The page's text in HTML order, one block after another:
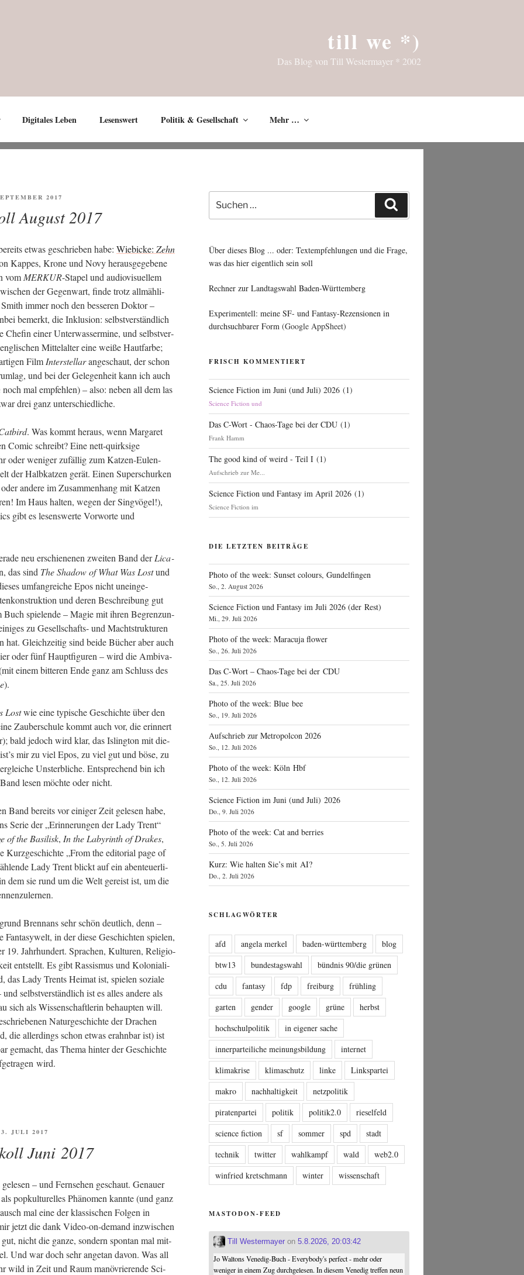
till we *)
Das Blog von Till Westermayer * 2002
Digitales Leben Lesenswert Politik & Gesellschaft Mehr …
2017
August 2017
etwas geschrie­ben habe: Wie­bicke: Zehn
Kap­pes, Kro­ne und Novy her­aus­ge­ge­be­ne
vom MERKUR-Sta­pel und audio­vi­su­el­lem
der Gegen­wart, fin­de trotz all­mäh­li­
immer noch den bes­se­ren Dok­tor –
bemerkt, die Inklu­si­on: selbst­ver­ständ­lich
Che­fin einer Unter­was­ser­mi­ne, und selbst­ver­
Mit­tel­al­ter eine wei­ße Haut­far­be;
Film Inter­stel­larange­schaut, der schon
und bei der Gele­gen­heit kann ich auch
noch mal emp­feh­len) – also: neben all dem las
drei ganz unterschiedliche.
. Was kommt her­aus, wenn Mar­ga­ret
Comic schreibt? Eine nett-quirk­si­ge
oder weni­ger zufäl­lig zum Kat­zen-Eulen-
der Halb­kat­zen gerät. Einen Super­schur­ken
ande­re im Zusam­men­hang mit Kat­zen
Im Haus hal­ten, wegen der Sing­vö­gel!),
gibt es lesens­wer­te Vor­wor­te und
neu erschie­ne­nen zwei­ten Band derLica­
das sind The Shadow of What Was Lostund
umfang­rei­che Epos nicht unein­ge­
und deren Beschrei­bung gut
Buch spie­len­de – Magie mit ihren Begren­zun­
zu Gesell­schafts- und Macht­struk­tu­ren
hat. Gleich­zei­tig sind bei­de Bücher aber auch
oder fünf Haupt­fi­gu­ren – wird die Ambi­va­
einem bit­te­ren Ende ganz am Schluss des
).
Lostwie eine typi­sche Geschich­te über den
Zau­ber­schu­le kommt auch vor, die erin­nert
bald jedoch wird klar, das Isling­ton mit die­
mir zu viel Epos, zu viel gut und böse, zu
Unsterb­li­che. Ent­spre­chend bin ich
lesen möch­te oder nicht.
Band bereits vor eini­ger Zeit gele­sen habe,
Serie der „Erin­ne­run­gen der Lady Trent“
of the Basi­lisk, In the Laby­rinth of Dra­kes,
Kurz­ge­schich­te „From the edi­to­ri­al page of
Lady Trent blickt auf ein aben­teu­er­li­
dem sie rund um die Welt gereist ist, um die
Brenn­ans sehr schön deut­lich, denn –
Fan­ta­sy­welt, in der die­se Geschich­ten spie­len,
19. Jahr­hun­dert. Spra­chen, Kul­tu­ren, Reli­gio­
ent­stellt. Es gibt Ras­sis­mus und Kolo­nia­li­
das Lady Trents Hei­mat ist, spie­len sozia­le
selbst­ver­ständ­lich ist es alles ande­re als
sich als Wis­sen­schaft­le­rin behaup­ten will.
Natur­ge­schich­te der Dra­chen
die aller­dings schon etwas erahn­bar ist) ist
gemacht, das The­ma hin­ter der Geschich­te
wird.
JULI 2017
Juni 2017
– und Fern­se­hen geschaut. Genau­er
pop­kul­tu­rel­les Phä­no­men kann­te (und ganz
mal eine der klas­si­schen Fol­gen in
jetzt die dank Video-on-demand inzwi­schen
nicht die gan­ze, son­dern spon­tan mal mit­
Und war doch sehr ange­tan davon. Was all
wild in Zeit und Raum manö­vrie­ren­de Sci­
Suche
nach:
Über dieses Blog ... oder: Textempfehlungen und die Frage,
was das hier eigentlich sein soll
Rechner zur Landtagswahl Baden-Württemberg
Experimentell: meine SF- und Fantasy-Rezensionen in
durchsuchbarer Form (Google AppSheet)
FRISCH KOMMENTIERT
Science Fiction im Juni (und Juli) 2026 (1)
Science Fiction und
Das C-Wort - Chaos-Tage bei der CDU (1)
Frank Hamm
The good kind of weird - Teil I (1)
Aufschrieb zur Me...
Science Fiction und Fantasy im April 2026 (1)
Science Fiction im
DIE LETZTEN BEITRÄGE
Photo of the week: Sunset colours, Gundelfingen
So., 2. August 2026
Science Fiction und Fantasy im Juli 2026 (der Rest)
Mi., 29. Juli 2026
Photo of the week: Maracuja flower
So., 26. Juli 2026
Das C‑Wort – Chaos-Tage bei der CDU
Sa., 25. Juli 2026
Photo of the week: Blue bee
So., 19. Juli 2026
Aufschrieb zur Metropolcon 2026
So., 12. Juli 2026
Photo of the week: Köln Hbf
So., 12. Juli 2026
Science Fiction im Juni (und Juli) 2026
Do., 9. Juli 2026
Photo of the week: Cat and berries
So., 5. Juli 2026
Kurz: Wie halten Sie’s mit AI?
Do., 2. Juli 2026
SCHLAGWÖRTER
afd angela merkel baden-württemberg
blog
btw13
bundestagswahl
bündnis 90/die grünen
cdu
fantasy fdp freiburg
frühling
garten
gender google grüne
herbst
hochschulpolitik
in eigener sache
innerparteiliche meinungsbildung
internet
klimakrise
klimaschutz linke
Linkspartei
makro
nachhaltigkeit
netzpolitik
piratenpartei
politik politik2.0
rieselfeld
science fiction
sf sommer spd
stadt
technik
twitter wahlkampf wald
web2.0
winfried kretschmann
winter wissenschaft
MASTODON-FEED
Till Westermayer on5.8.2026, 20:03:42
Jo Waltons Venedig-Buch - Everybody's perfect - mehr oder
weniger in einem Zug durchgelesen. In diesem Venedig treffen neun